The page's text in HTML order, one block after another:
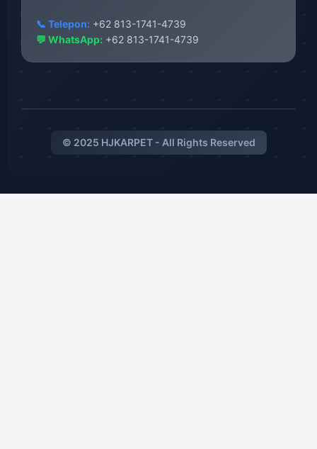
📞 Telepon: +62 813-1741-4739
💬 WhatsApp: +62 813-1741-4739
© 2025 HJKARPET - All Rights Reserved